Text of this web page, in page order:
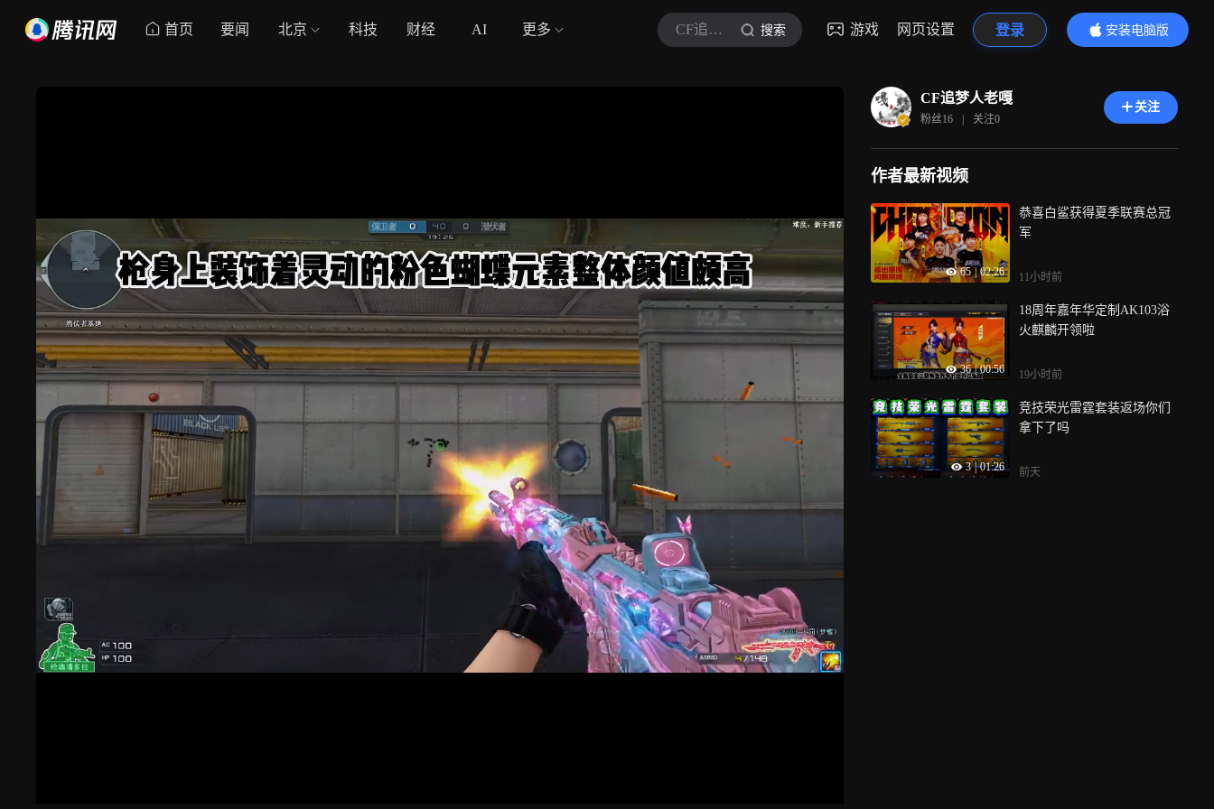
首页 要闻 北京 科技 财经 AI 更多 CF追梦人老嘎 搜索 游戏 网页设置 登录
安装电脑版
内容更精彩
CF追梦人老嘎
粉丝16 | 关注0
关注
作者最新视频
65 | 02:26
恭喜白鲨获得夏季联赛总冠
军
11小时前
36 | 00:56
18周年嘉年华定制AK103浴
火麒麟开领啦
19小时前
3 | 01:26
竞技荣光雷霆套装返场你们
拿下了吗
前天